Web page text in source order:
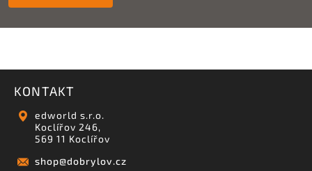
KONTAKT
edworld s.r.o.
Koclířov 246,
569 11 Koclířov
shop@dobrylov.cz